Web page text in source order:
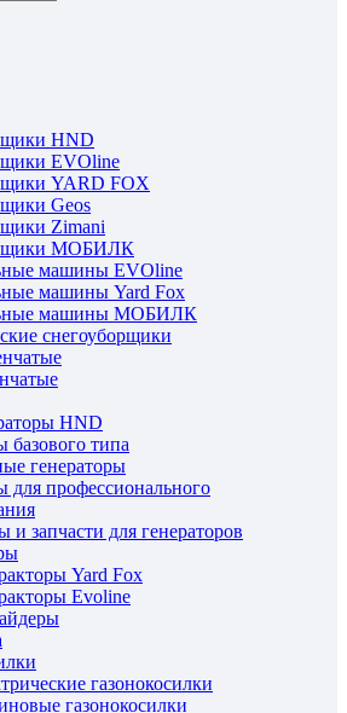
HND
EVOline
YARD FOX
Geos
Zimani
МОБИЛК
машины EVOline
машины Yard Fox
машины МОБИЛК
снегоуборщики
HND
базового типа
генераторы
для профессионального
и запчасти для генераторов
Yard Fox
Evoline
газонокосилки
газонокосилки